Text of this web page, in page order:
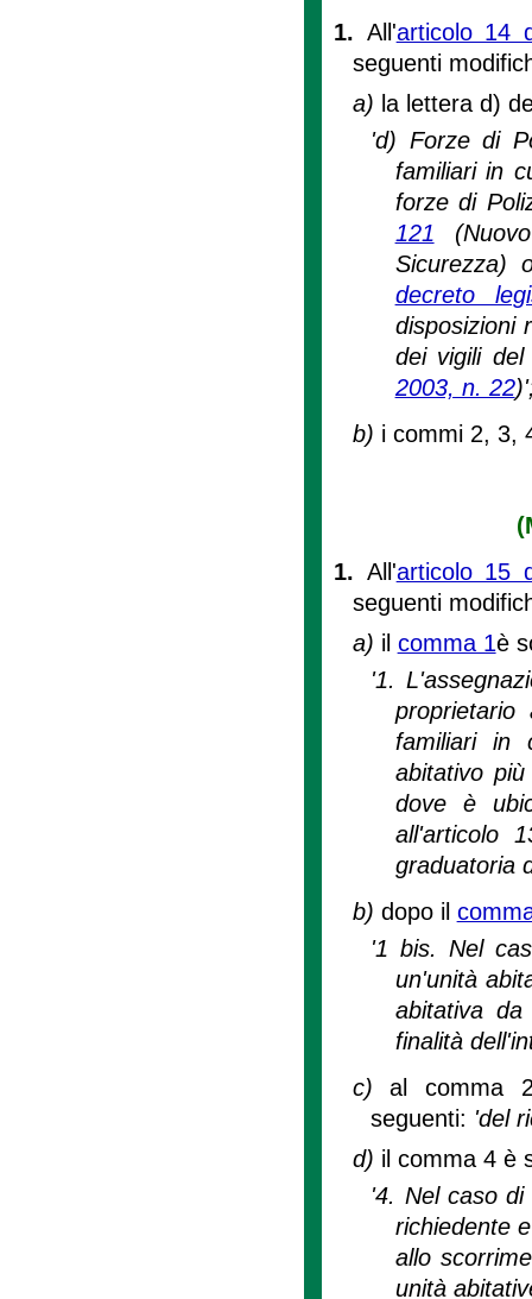
1. All'articolo 14
seguenti
a) la lettera d)
'd) Forze di
familiari in
forze di
121
Sicurezza)
decreto
disposizioni
dei vigili
2003, n. 22
b) i commi 2, 3,
1. All'articolo 15
seguenti
a) il comma 1è
'1.
familiari in
abitativo
dove è
all'articolo
graduatoria
b) dopo il
'1 bis. Nel
un'unità
abitativa
finalità
c)al comma
seguenti: 'del
d) il comma 4 è
'4. Nel caso
richiedente
allo
unità